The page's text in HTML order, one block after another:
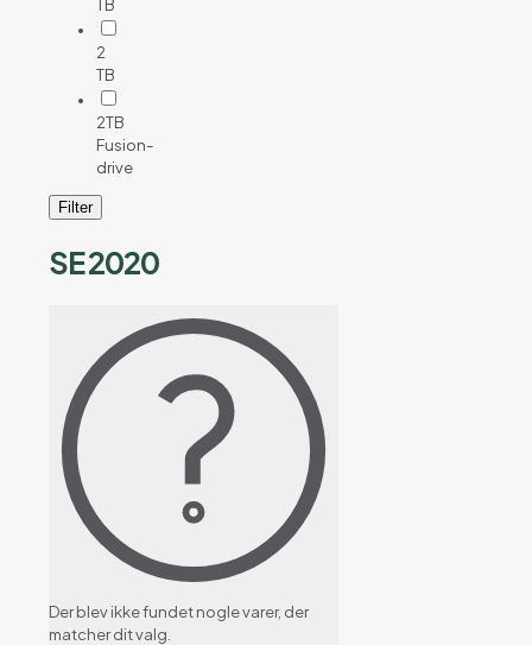
SE 2020
Der blev ikke fundet nogle varer, der
matcher dit valg.
TB
2
TB
2TB
Fusion-
drive
Filter